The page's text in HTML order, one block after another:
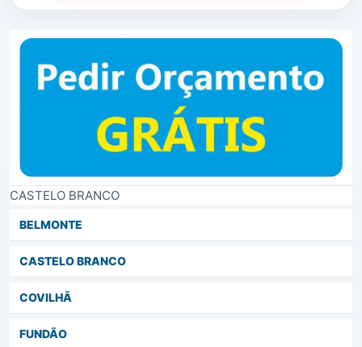
CASTELO BRANCO
BELMONTE
CASTELO BRANCO
COVILHÃ
FUNDÃO